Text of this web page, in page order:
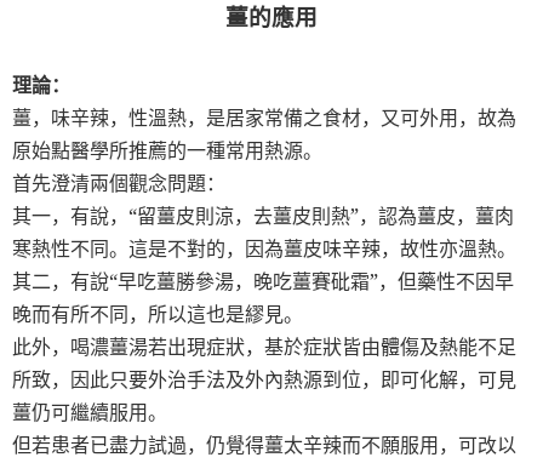
薑的應用
理論：
薑，味辛辣，性溫熱，是居家常備之食材，又可外用，故為
原始點醫學所推薦的一種常用熱源。
首先澄清兩個觀念問題：
其一，有說，“留薑皮則涼，去薑皮則熱”，認為薑皮，薑肉
寒熱性不同。這是不對的，因為薑皮味辛辣，故性亦溫熱。
其二，有說“早吃薑勝參湯，晚吃薑賽砒霜”，但藥性不因早
晚而有所不同，所以這也是繆見。
此外，喝濃薑湯若出現症狀，基於症狀皆由體傷及熱能不足
所致，因此只要外治手法及外內熱源到位，即可化解，可見
薑仍可繼續服用。
但若患者已盡力試過，仍覺得薑太辛辣而不願服用，可改以